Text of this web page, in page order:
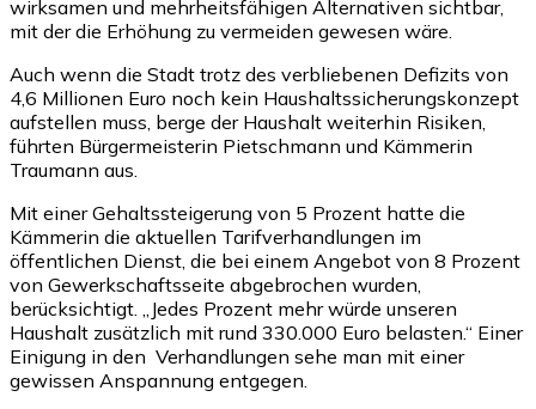
wirksamen und mehrheitsfähigen Alternativen sichtbar,
mit der die Erhöhung zu vermeiden gewesen wäre.
Auch wenn die Stadt trotz des verbliebenen Defizits von
4,6 Millionen Euro noch kein Haushaltssicherungskonzept
aufstellen muss, berge der Haushalt weiterhin Risiken,
führten Bürgermeisterin Pietschmann und Kämmerin
Traumann aus.
Mit einer Gehaltssteigerung von 5 Prozent hatte die
Kämmerin die aktuellen Tarifverhandlungen im
öffentlichen Dienst, die bei einem Angebot von 8 Prozent
von Gewerkschaftsseite abgebrochen wurden,
berücksichtigt. „Jedes Prozent mehr würde unseren
Haushalt zusätzlich mit rund 330.000 Euro belasten.“ Einer
Einigung in den Verhandlungen sehe man mit einer
gewissen Anspannung entgegen.